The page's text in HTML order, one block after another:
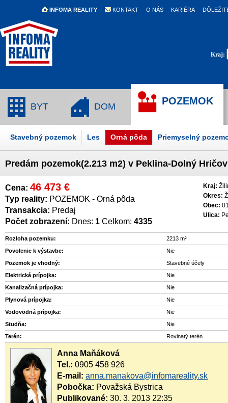
INFOMA REALITY KONTAKT O NÁS KARIÉRA
Kraj:
BYT DOM POZEMOK
Stavebný pozemok Les Orná pôda Priemyselný
Predám pozemok(2.213 m2) v Peklina-Dolný Hričov
Kraj:
Okres:
Obec:
Ulica:
Cena: 46 473 €
Typ reality: POZEMOK - Orná pôda
Transakcia: Predaj
Počet zobrazení: Dnes: 1 Celkom: 4335
Rozloha pozemku:
2213 m²
Povolenie k výstavbe:
Nie
Pozemok je vhodný:
Stavebné účely
Elektrická prípojka:
Nie
Kanalizačná prípojka:
Nie
Plynová prípojka:
Nie
Vodovodná prípojka:
Nie
Studňa:
Nie
Terén:
Rovinatý terén
Anna Maňáková
Tel.: 0905 458 926
E-mail: anna.manakova@infomareality.sk
Pobočka: Považská Bystrica
Publikované: 30. 3. 2013 22:35